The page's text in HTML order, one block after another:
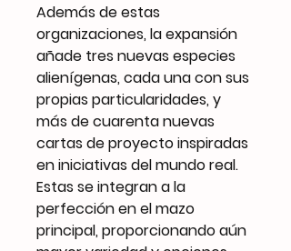
Además de estas
organizaciones, la expansión
añade tres nuevas especies
alienígenas, cada una con sus
propias particularidades, y
más de cuarenta nuevas
cartas de proyecto inspiradas
en iniciativas del mundo real.
Estas se integran a la
perfección en el mazo
principal, proporcionando aún